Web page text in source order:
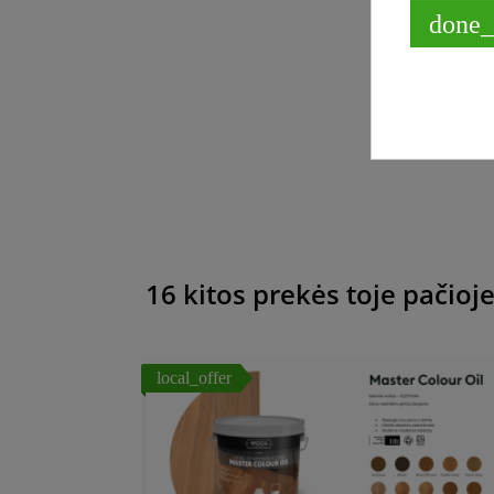
16 kitos prekės toje
local_offer